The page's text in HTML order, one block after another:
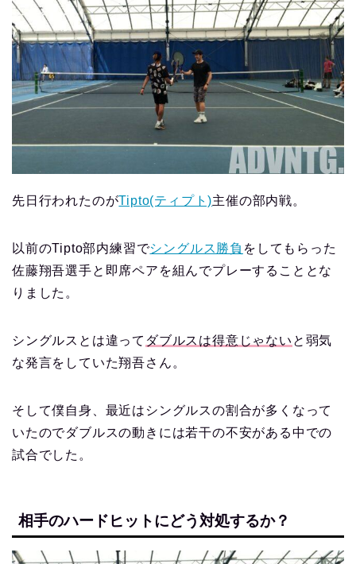
先日行われたのがTipto(ティプト)主催の部内戦。
以前のTipto部内練習でシングルス勝負 をしてもらった
佐藤翔吾選手と即席ペアを組んでプレーすることとな
りました。
シングルスとは違って ダブルスは得意じゃない と弱気
な発言をしていた翔吾さん。
そして僕自身、最近はシングルスの割合が多くなって
いたのでダブルスの動きには若干の不安がある中での
試合でした。
相手のハードヒットにどう対処するか？